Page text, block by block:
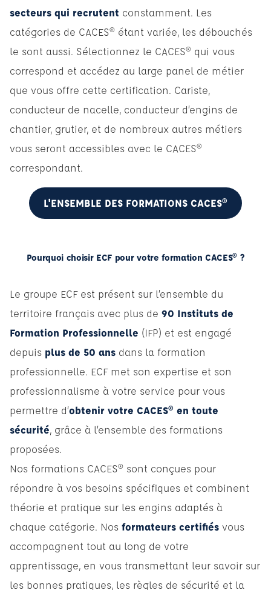
secteurs qui recrutent constamment. Les
catégories de CACES® étant variée, les débouchés
le sont aussi. Sélectionnez le CACES® qui vous
correspond et accédez au large panel de métier
que vous offre cette certification. Cariste,
conducteur de nacelle, conducteur d’engins de
chantier, grutier, et de nombreux autres métiers
vous seront accessibles avec le CACES®
correspondant.
L'ENSEMBLE DES FORMATIONS CACES®
Pourquoi choisir ECF pour votre formation CACES® ?
Le groupe ECF est présent sur l’ensemble du
territoire français avec plus de 90 Instituts de
Formation Professionnelle (IFP) et est engagé
depuis plus de 50 ans dans la formation
professionnelle. ECF met son expertise et son
professionnalisme à votre service pour vous
permettre d’obtenir votre CACES® en toute
sécurité, grâce à l’ensemble des formations
proposées.
Nos formations CACES® sont conçues pour
répondre à vos besoins spécifiques et combinent
théorie et pratique sur les engins adaptés à
chaque catégorie. Nos formateurs certifiés vous
accompagnent tout au long de votre
apprentissage, en vous transmettant leur savoir sur
les bonnes pratiques, les règles de sécurité et la